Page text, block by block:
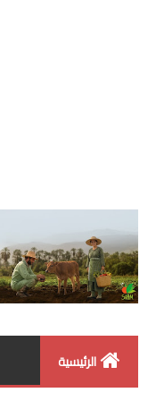
الرئيسية